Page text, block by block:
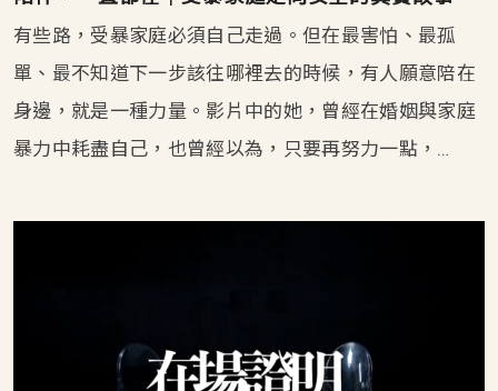
有些路，受暴家庭必須自己走過。但在最害怕、最孤
單、最不知道下一步該往哪裡去的時候，有人願意陪在
身邊，就是一種力量。影片中的她，曾經在婚姻與家庭
暴力中耗盡自己，也曾經以為，只要再努力一點，…